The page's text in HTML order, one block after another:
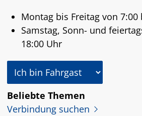
Montag bis Freitag von 7:00
Samstag, Sonn- und
18:00 Uhr
In welcher Rolle nutzen Sie
Beliebte Themen
Verbindung suchen